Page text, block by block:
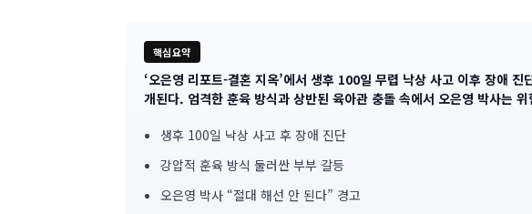
핵심요약
기
심
‘오은영 리포트-결혼 지옥’에서 생후 100일 무렵 낙상 사고 이후 장애
개된다. 엄격한 훈육 방식과 상반된 육아관 충돌 속에서 오은영 박사는
생후 100일 낙상 사고 후 장애 진단
강압적 훈육 방식 둘러싼 부부 갈등
오은영 박사 “절대 해선 안 된다” 경고